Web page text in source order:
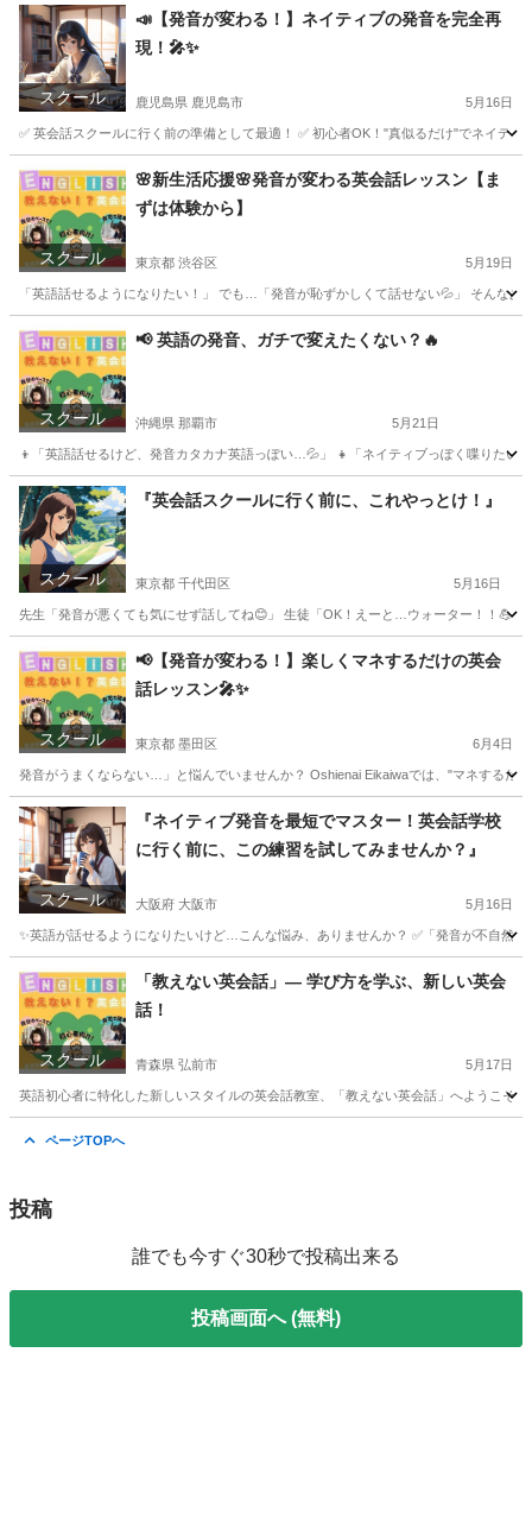
北海道 札幌市 発音 ネイティブ
スクール
📣【発音が変わる！】ネイティブの発音を完全再
現！🎤✨
鹿児島県 鹿児島市 5月16日
✅ 英会話スクールに行く前の準備として最適！ ✅ 初心者OK！"真似るだけ"でネイテ
鹿児島 鹿児島市 英会話 ネイティブ
スクール
🌸新生活応援🌸発音が変わる英会話レッスン【ま
ずは体験から】
東京都 渋谷区 5月19日
「英語話せるようになりたい！」 でも…「発音が恥ずかしくて話せない💦」 そんな
東京 渋谷区 英会話 英会話レッスン
スクール
📢 英語の発音、ガチで変えたくない？🔥
沖縄県 那覇市 5月21日
👦「英語話せるけど、発音カタカナ英語っぽい…💦」 👧「ネイティブっぽく喋りたい
沖縄 那覇市 英会話 ネイティブ
スクール
『英会話スクールに行く前に、これやっとけ！』
東京都 千代田区 5月16日
先生「発音が悪くても気にせず話してね😊」 生徒「OK！えーと…ウォーター！！💪
東京 千代田区 発音 先生
スクール
📢【発音が変わる！】楽しくマネするだけの英会
話レッスン🎤✨
東京都 墨田区 6月4日
発音がうまくならない…」と悩んでいませんか？ Oshienai Eikaiwaでは、"マネするだ
東京 墨田区 発音
スクール
『ネイティブ発音を最短でマスター！英会話学校
に行く前に、この練習を試してみませんか？』
大阪府 大阪市 5月16日
✨英語が話せるようになりたいけど…こんな悩み、ありませんか？ ✅「発音が不自然
大阪 大阪市 英語 ネイティブ
スクール
「教えない英会話」— 学び方を学ぶ、新しい英会
話！
青森県 弘前市 5月17日
英語初心者に特化した新しいスタイルの英会話教室、「教えない英会話」へようこ
ページTOPへ
投稿
誰でも今すぐ30秒で投稿出来る
投稿画面へ (無料)